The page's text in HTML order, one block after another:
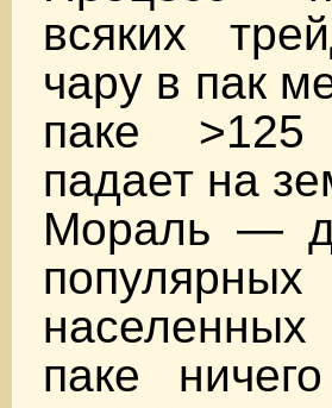
всяких
чару в пак
паке >125
падает на
Мораль —
паке